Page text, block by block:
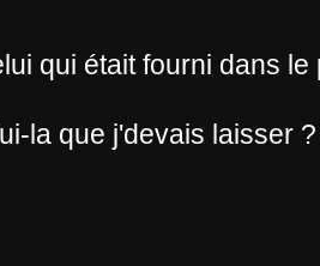
qui était fourni dans
la que j'devais laisser ?